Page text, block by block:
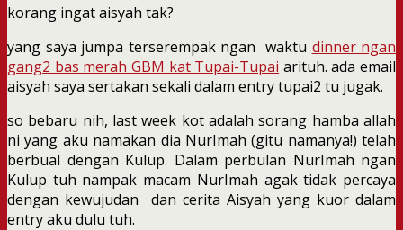
korang ingat aisyah tak?
yang saya jumpa terserempak ngan waktu dinner ngan
gang2 bas merah GBM kat Tupai-Tupai arituh. ada email
aisyah saya sertakan sekali dalam entry tupai2 tu jugak.
so bebaru nih, last week kot adalah sorang hamba allah
ni yang aku namakan dia NurImah (gitu namanya!) telah
berbual dengan Kulup. Dalam perbulan NurImah ngan
Kulup tuh nampak macam NurImah agak tidak percaya
dengan kewujudan dan cerita Aisyah yang kuor dalam
entry aku dulu tuh.